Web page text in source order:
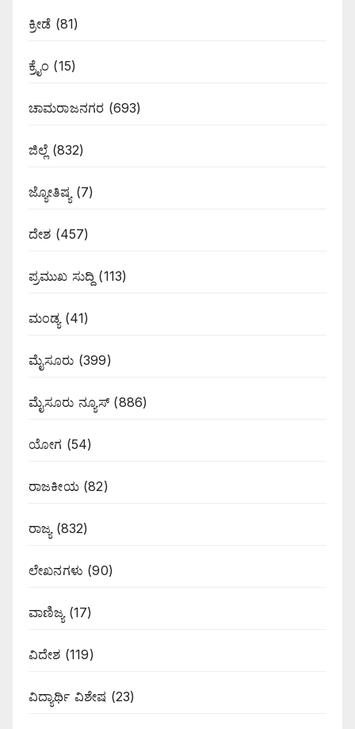
ಕ್ರೀಡೆ (81)
ಕ್ರೈಂ (15)
ಚಾಮರಾಜನಗರ (693)
ಜಿಲ್ಲೆ (832)
ಜ್ಯೋತಿಷ್ಯ (7)
ದೇಶ (457)
ಪ್ರಮುಖ ಸುದ್ದಿ (113)
ಮಂಡ್ಯ(41)
ಮೈಸೂರು (399)
ಮೈಸೂರು ನ್ಯೂಸ್(886)
ಯೋಗ (54)
ರಾಜಕೀಯ(82)
ರಾಜ್ಯ(832)
ಲೇಖನಗಳು (90)
ವಾಣಿಜ್ಯ(17)
ವಿದೇಶ (119)
ವಿದ್ಯಾರ್ಥಿ ವಿಶೇಷ (23)